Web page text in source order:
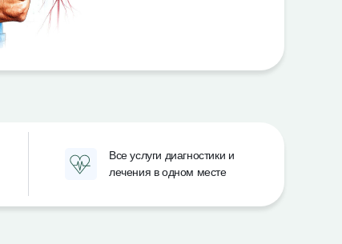
Все услуги диагностики и
лечения в одном месте